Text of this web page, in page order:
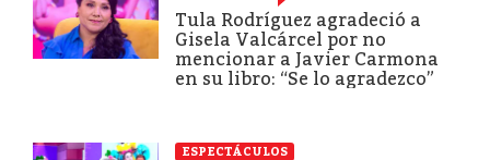
Tula Rodríguez agradeció a
Gisela Valcárcel por no
mencionar a Javier Carmona
en su libro: “Se lo agradezco”
ESPECTÁCULOS